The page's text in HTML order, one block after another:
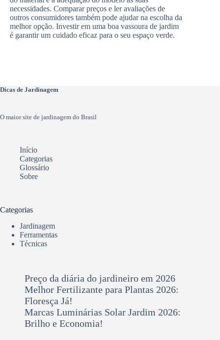
necessidades. Comparar preços e ler avaliações de
outros consumidores também pode ajudar na escolha da
melhor opção. Investir em uma boa vassoura de jardim
é garantir um cuidado eficaz para o seu espaço verde.
Dicas de Jardinagem
O maior site de jardinagem do Brasil
Início
Categorias
Glossário
Sobre
Categorias
Jardinagem
Ferramentas
Técnicas
Preço da diária do jardineiro em 2026
Melhor Fertilizante para Plantas 2026:
Floresça Já!
Marcas Luminárias Solar Jardim 2026:
Brilho e Economia!